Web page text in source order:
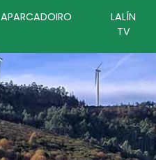
APARCADOIRO
LALÍN
TV